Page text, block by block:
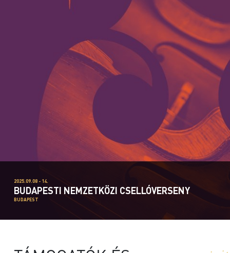
2025.09.08 - 14.
BUDAPESTI NEMZETKÖZI CSELLÓVERSENY
BUDAPEST